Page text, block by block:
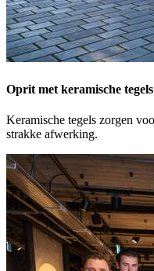
Oprit met keramische tegels
Keramische tegels zorgen
strakke afwerking.